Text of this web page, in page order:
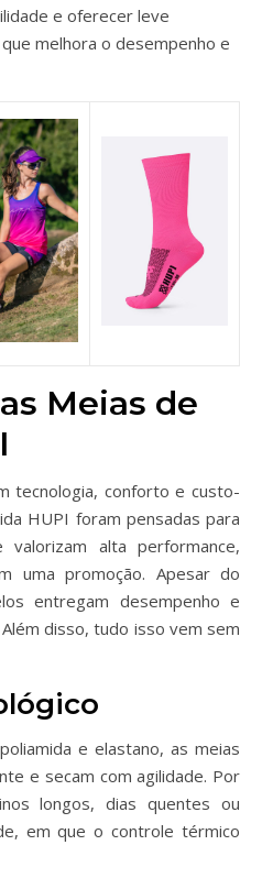
e oferecer leve
melhora o desempenho e
Meias de
tecnologia, conforto e custo-
HUPI foram pensadas para
alta performance,
uma promoção. Apesar do
entregam desempenho e
disso, tudo isso vem sem
e elastano, as meias
e secam com agilidade. Por
longos, dias quentes ou
em que o controle térmico